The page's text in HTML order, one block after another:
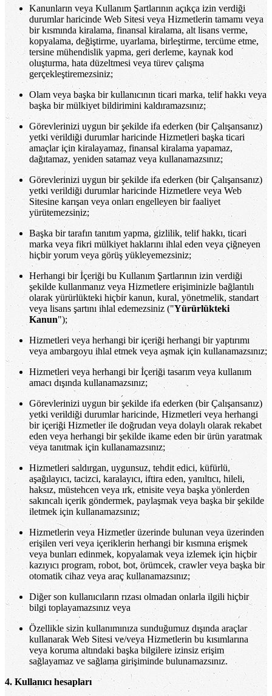
Kanunların veya Kullanım Şartlarının açıkça izin verdiği
durumlar haricinde Web Sitesi veya Hizmetlerin tamamı veya
bir kısmında kiralama, finansal kiralama, alt lisans verme,
kopyalama, değiştirme, uyarlama, birleştirme, tercüme etme,
tersine mühendislik yapma, geri derleme, kaynak kod
oluşturma, hata düzeltmesi veya türev çalışma
gerçekleştiremezsiniz;
Olam veya başka bir kullanıcının ticari marka, telif hakkı veya
başka bir mülkiyet bildirimini kaldıramazsınız;
Görevlerinizi uygun bir şekilde ifa ederken (bir Çalışansanız)
yetki verildiği durumlar haricinde Hizmetleri başka ticari
amaçlar için kiralayamaz, finansal kiralama yapamaz,
dağıtamaz, yeniden satamaz veya kullanamazsınız;
Görevlerinizi uygun bir şekilde ifa ederken (bir Çalışansanız)
yetki verildiği durumlar haricinde Hizmetlere veya Web
Sitesine karışan veya onları engelleyen bir faaliyet
yürütemezsiniz;
Başka bir tarafın tanıtım yapma, gizlilik, telif hakkı, ticari
marka veya fikri mülkiyet haklarını ihlal eden veya çiğneyen
hiçbir yorum veya görüş yükleyemezsiniz;
Herhangi bir İçeriği bu Kullanım Şartlarının izin verdiği
şekilde kullanmanız veya Hizmetlere erişiminizle bağlantılı
olarak yürürlükteki hiçbir kanun, kural, yönetmelik, standart
veya lisans şartını ihlal edemezsiniz ("Yürürlükteki
Kanun");
Hizmetleri veya herhangi bir içeriği herhangi bir yaptırımı
veya ambargoyu ihlal etmek veya aşmak için kullanamazsınız;
Hizmetleri veya herhangi bir İçeriği tasarım veya kullanım
amacı dışında kullanamazsınız;
Görevlerinizi uygun bir şekilde ifa ederken (bir Çalışansanız)
yetki verildiği durumlar haricinde, Hizmetleri veya herhangi
bir içeriği Hizmetler ile doğrudan veya dolaylı olarak rekabet
eden veya herhangi bir şekilde ikame eden bir ürün yaratmak
veya tanıtmak için kullanamazsınız;
Hizmetleri saldırgan, uygunsuz, tehdit edici, küfürlü,
aşağılayıcı, tacizci, karalayıcı, iftira eden, yanıltıcı, hileli,
haksız, müstehcen veya ırk, etnisite veya başka yönlerden
sakıncalı içerik göndermek, paylaşmak veya başka bir şekilde
iletmek için kullanamazsınız;
Hizmetlerin veya Hizmetler üzerinde bulunan veya üzerinden
erişilen veri veya içeriklerin herhangi bir kısmına erişmek
veya bunları edinmek, kopyalamak veya izlemek için hiçbir
kazıyıcı program, robot, bot, örümcek, crawler veya başka bir
otomatik cihaz veya araç kullanamazsınız;
Diğer son kullanıcıların rızası olmadan onlarla ilgili hiçbir
bilgi toplayamazsınız veya
Özellikle sizin kullanımınıza sunduğumuz dışında araçlar
kullanarak Web Sitesi ve/veya Hizmetlerin bu kısımlarına
veya koruma altındaki başka bilgilere izinsiz erişim
sağlayamaz ve sağlama girişiminde bulunamazsınız.
4. Kullanıcı hesapları